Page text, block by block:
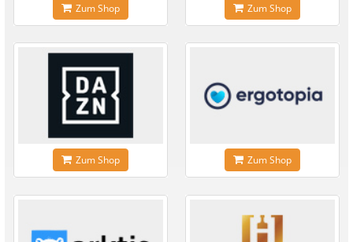
Zum Shop Zum Shop
Zum Shop Zum Shop